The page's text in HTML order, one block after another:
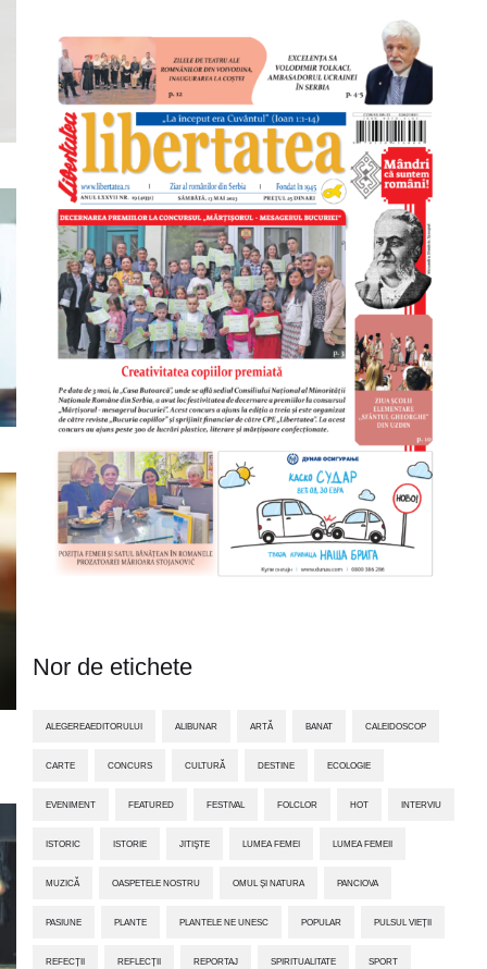
Nor de etichete
ALEGEREAEDITORULUI ALIBUNAR ARTĂ BANAT CALEIDOSCOP
CARTE CONCURS CULTURĂ DESTINE ECOLOGIE
EVENIMENT FEATURED FESTIVAL FOLCLOR HOT INTERVIU
ISTORIC ISTORIE JITIŞTE LUMEA FEMEI LUMEA FEMEII
MUZICĂ OASPETELE NOSTRU OMUL ȘI NATURA PANCIOVA
PASIUNE PLANTE PLANTELE NE UNESC POPULAR PULSUL VIEȚII
REFECȚII REFLECȚII REPORTAJ SPIRITUALITATE SPORT